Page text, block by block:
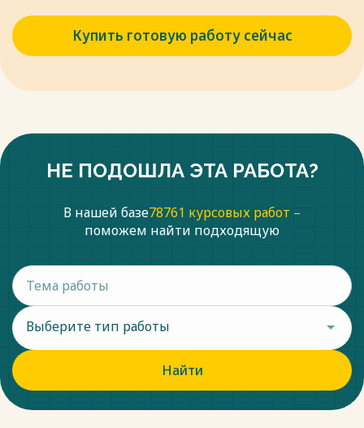
Купить готовую работу сейчас
НЕ ПОДОШЛА ЭТА РАБОТА?
В нашей базе78761 курсовых работ –
поможем найти подходящую
Выберите тип работы
Найти